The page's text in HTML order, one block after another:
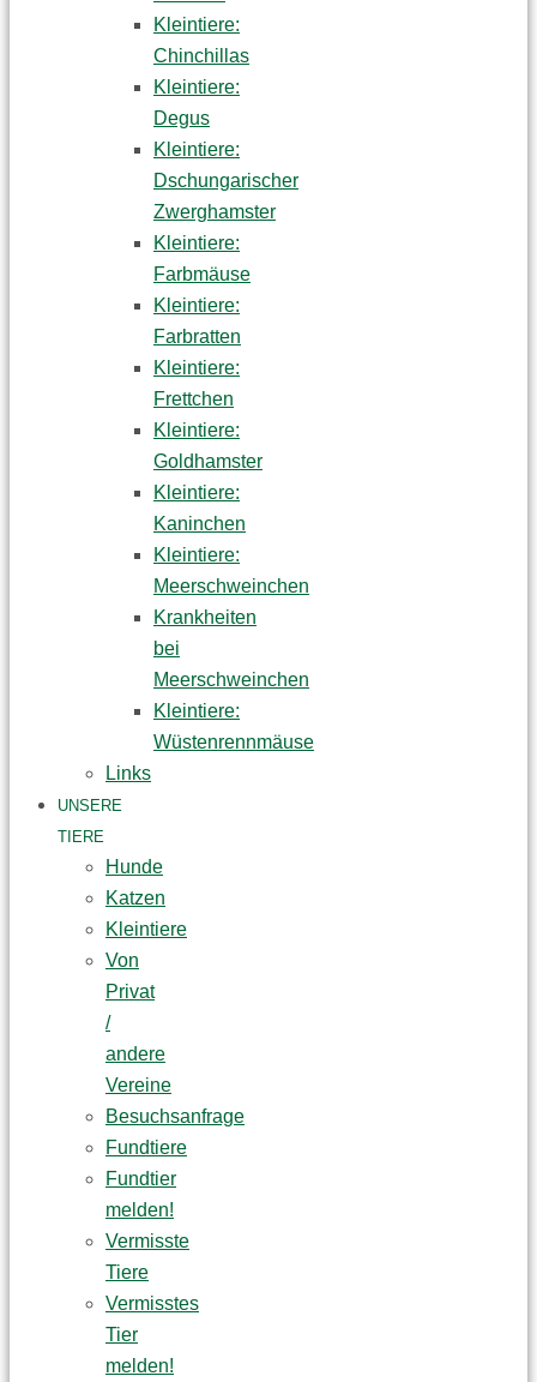
Kleintiere:
Chinchillas
Kleintiere:
Degus
Kleintiere:
Dschungarischer
Zwerghamster
Kleintiere:
Farbmäuse
Kleintiere:
Farbratten
Kleintiere:
Frettchen
Kleintiere:
Goldhamster
Kleintiere:
Kaninchen
Kleintiere:
Meerschweinchen
Krankheiten
bei
Meerschweinchen
Kleintiere:
Wüstenrennmäuse
Links
UNSERE
TIERE
Hunde
Katzen
Kleintiere
Von
Privat
/
andere
Vereine
Besuchsanfrage
Fundtiere
Fundtier
melden!
Vermisste
Tiere
Vermisstes
Tier
melden!